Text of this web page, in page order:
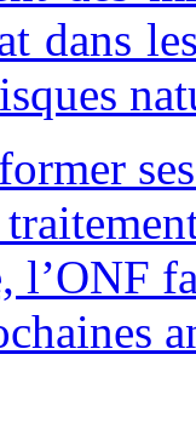
dans
l’ONF